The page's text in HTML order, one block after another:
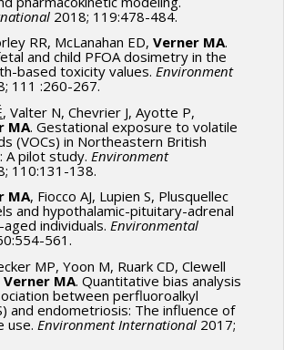
2018; 119:478-484.
RR, McLanahan ED, Verner MA.
and child PFOA dosimetry in the
based toxicity values. Environment
111 :260-267.
, Valter N, Chevrier J, Ayotte P,
MA. Gestational exposure to volatile
(VOCs) in Northeastern British
A pilot study. Environment
110:131-138.
MA, Fiocco AJ, Lupien S, Plusquellec
and hypothalamic-pituitary-adrenal
individuals. Environmental
561.
MP, Yoon M, Ruark CD, Clewell
Verner MA. Quantitative bias analysis
between perfluoroalkyl
and endometriosis: The influence of
use. Environment International 2017;